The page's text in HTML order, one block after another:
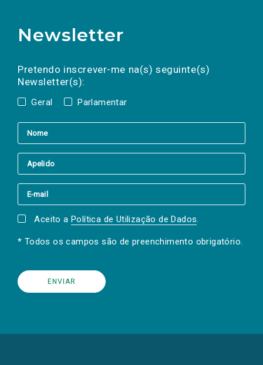
Newsletter
Pretendo inscrever-me na(s) seguinte(s)
Newsletter(s):
Geral Parlamentar
a(s) newsletter(s).
mail
Aceito a Política de Utilização de Dados.
* Todos os campos são de preenchimento obrigatório.